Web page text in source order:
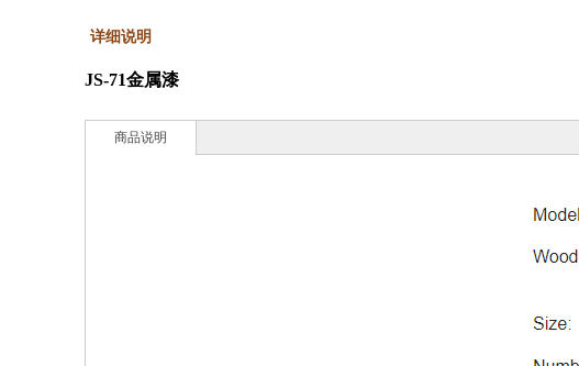
详细说明
JS-71金属漆
商品说明